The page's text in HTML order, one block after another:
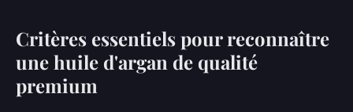
Critères essentiels pour reconnaître
une huile d'argan de qualité
premium